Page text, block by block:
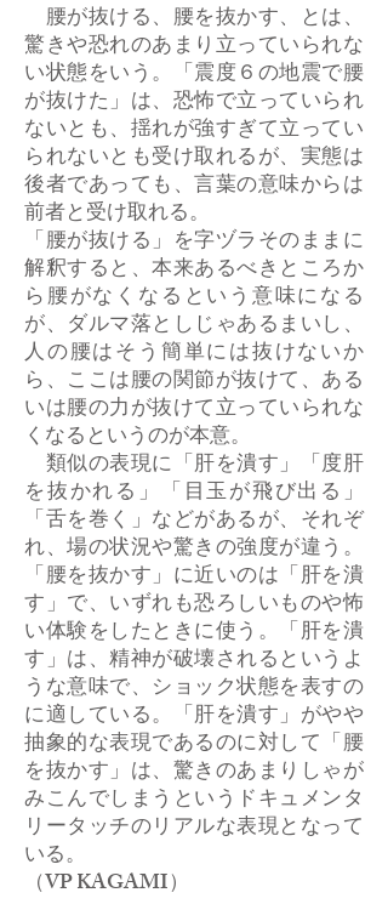
腰が抜ける、腰を抜かす、とは、
驚きや恐れのあまり立っていられな
い状態をいう。「震度６の地震で腰
が抜けた」は、恐怖で立っていられ
ないとも、揺れが強すぎて立ってい
られないとも受け取れるが、実態は
後者であっても、言葉の意味からは
前者と受け取れる。
「腰が抜ける」を字ヅラそのままに
解釈すると、本来あるべきところか
ら腰がなくなるという意味になる
が、ダルマ落としじゃあるまいし、
人の腰はそう簡単には抜けないか
ら、ここは腰の関節が抜けて、ある
いは腰の力が抜けて立っていられな
くなるというのが本意。
類似の表現に「肝を潰す」「度肝
を抜かれる」「目玉が飛び出る」
「舌を巻く」などがあるが、それぞ
れ、場の状況や驚きの強度が違う。
「腰を抜かす」に近いのは「肝を潰
す」で、いずれも恐ろしいものや怖
い体験をしたときに使う。「肝を潰
す」は、精神が破壊されるというよ
うな意味で、ショック状態を表すの
に適している。「肝を潰す」がやや
抽象的な表現であるのに対して「腰
を抜かす」は、驚きのあまりしゃが
みこんでしまうというドキュメンタ
リータッチのリアルな表現となって
いる。
​（VP KAGAMI）